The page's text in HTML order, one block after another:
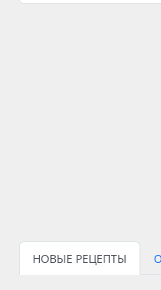
НОВЫЕ РЕЦЕПТЫ